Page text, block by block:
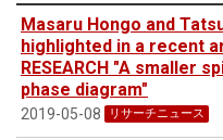
Masaru Hongo and
highlighted in a recent
RESEARCH "A smaller
phase diagram"
2019-05-08 リサーチニュース